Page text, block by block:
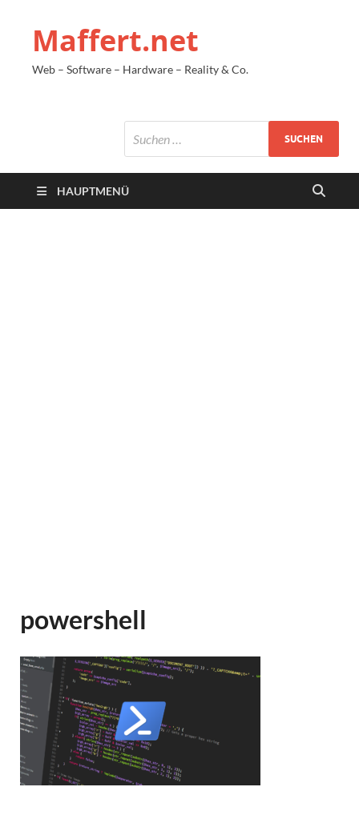
Maffert.net
Web – Software – Hardware – Reality & Co.
HAUPTMENÜ
powershell